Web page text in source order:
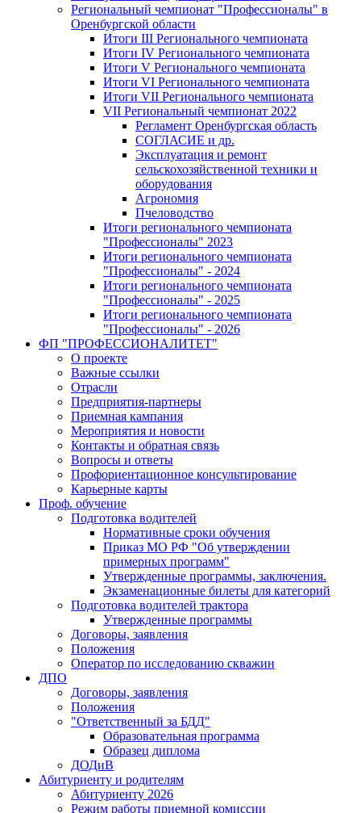
Региональный чемпионат "Профессионалы" в
Оренбургской области
Итоги III Регионального чемпионата
Итоги IV Регионального чемпионата
Итоги V Регионального чемпионата
Итоги VI Регионального чемпионата
Итоги VII Регионального чемпионата
VII Региональный чемпионат 2022
Регламент Оренбургская область
СОГЛАСИЕ и др.
Эксплуатация и ремонт
сельскохозяйственной техники и
оборудования
Агрономия
Пчеловодство
Итоги регионального чемпионата
"Профессионалы" 2023
Итоги регионального чемпионата
"Профессионалы" - 2024
Итоги регионального чемпионата
"Профессионалы" - 2025
Итоги регионального чемпионата
"Профессионалы" - 2026
ФП "ПРОФЕССИОНАЛИТЕТ"
О проекте
Важные ссылки
Отрасли
Предприятия-партнеры
Приемная кампания
Мероприятия и новости
Контакты и обратная связь
Вопросы и ответы
Профориентационное консультирование
Карьерные карты
Проф. обучение
Подготовка водителей
Нормативные сроки обучения
Приказ МО РФ "Об утверждении
примерных программ"
Утвержденные программы, заключения.
Экзаменационные билеты для категорий
Подготовка водителей трактора
Утвержденные программы
Договоры, заявления
Положения
Оператор по исследованию скважин
ДПО
Договоры, заявления
Положения
"Ответственный за БДД"
Образовательная программа
Образец диплома
ДОДиВ
Абитуриенту и родителям
Абитуриенту 2026
Режим работы приемной комиссии